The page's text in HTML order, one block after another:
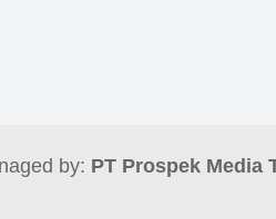
by: PT Prospek Media